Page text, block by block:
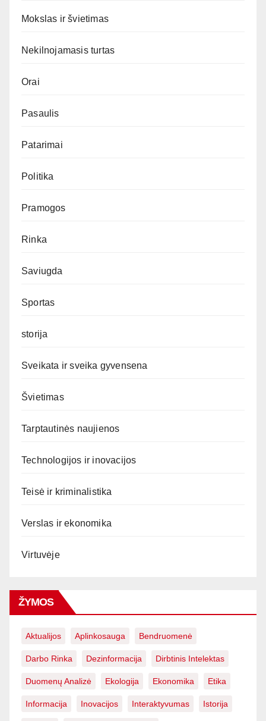
Mokslas ir švietimas
Nekilnojamasis turtas
Orai
Pasaulis
Patarimai
Politika
Pramogos
Rinka
Saviugda
Sportas
storija
Sveikata ir sveika gyvensena
Švietimas
Tarptautinės naujienos
Technologijos ir inovacijos
Teisė ir kriminalistika
Verslas ir ekonomika
Virtuvėje
ŽYMOS
Aktualijos Aplinkosauga Bendruomenė
Darbo Rinka Dezinformacija Dirbtinis Intelektas
Duomenų Analizė Ekologija Ekonomika Etika
Informacija Inovacijos Interaktyvumas Istorija